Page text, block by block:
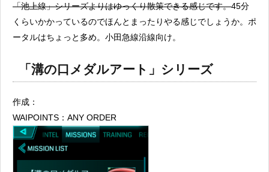
「池上線」シリーズよりはゆっくり散策できる感じです。45分
くらいかかっているのでほんとまったりやる感じでしょうか。ポ
ータルはちょっと多め。小田急線沿線向け。
「溝の口メダルアート」シリーズ
作成：
WAIPOINTS：ANY ORDER